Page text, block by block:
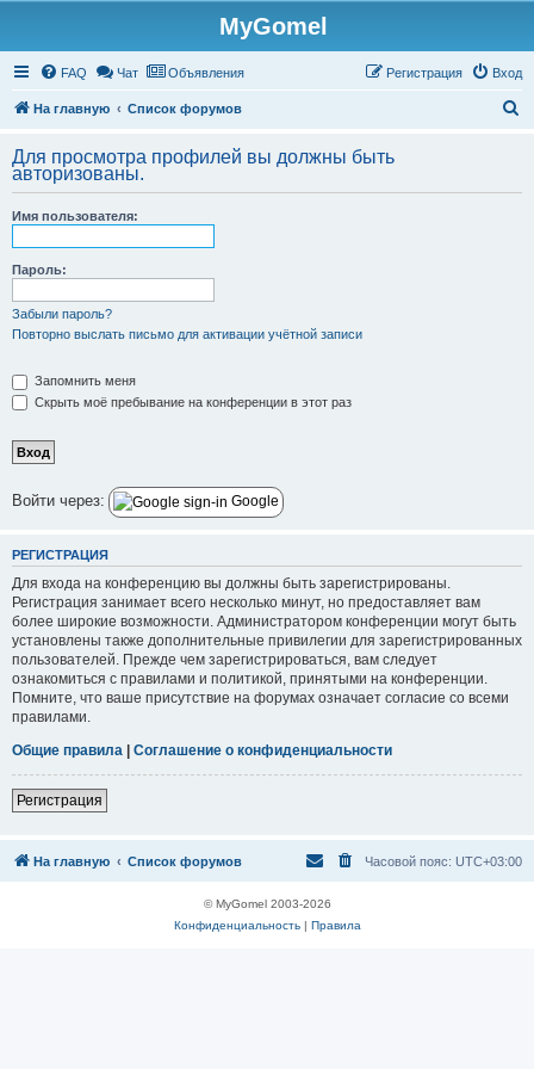
MyGomel
FAQ Чат Объявления Вход
Регистрация
На главную Список форумов
с
Для просмотра профилей вы должны быть
авторизованы.
Имя пользователя:
Пароль:
Забыли пароль?
Повторно выслать письмо для активации учётной записи
Запомнить меня
Скрыть моё пребывание на конференции в этот раз
Войти через: Google
РЕГИСТРАЦИЯ
Для входа на конференцию вы должны быть зарегистрированы.
Регистрация занимает всего несколько минут, но предоставляет вам
более широкие возможности. Администратором конференции могут быть
установлены также дополнительные привилегии для зарегистрированных
пользователей. Прежде чем зарегистрироваться, вам следует
ознакомиться с правилами и политикой, принятыми на конференции.
Помните, что ваше присутствие на форумах означает согласие со всеми
правилами.
Общие правила | Соглашение о конфиденциальности
Регистрация
На главную Список форумов Часовой пояс: UTC+03:00
© MyGomel 2003-2026
Конфиденциальность| Правила